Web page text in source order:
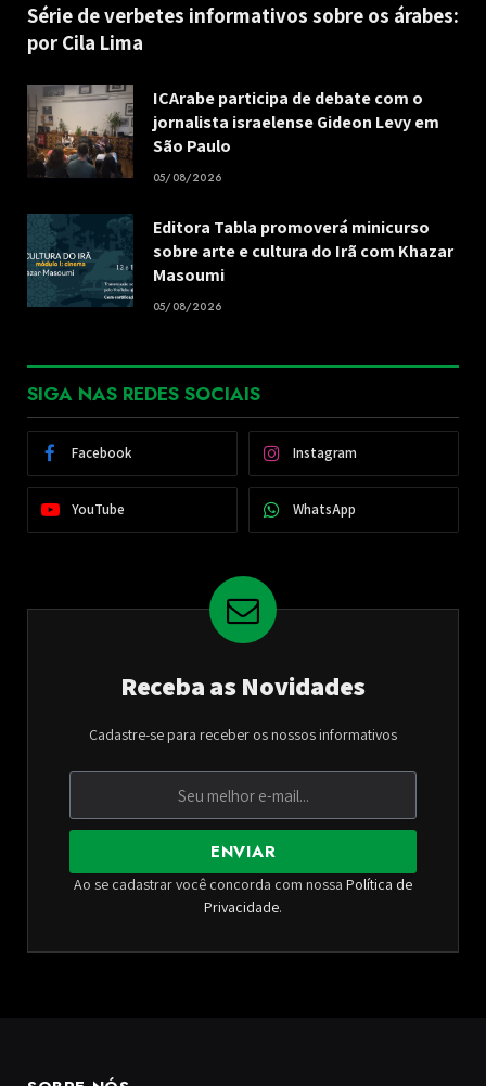
Série de verbetes informativos sobre os árabes:
por Cila Lima
ICArabe participa de debate com o
jornalista israelense Gideon Levy em
São Paulo
05/08/2026
Editora Tabla promoverá minicurso
sobre arte e cultura do Irã com Khazar
Masoumi
05/08/2026
SIGA NAS REDES SOCIAIS
Facebook Instagram
YouTube WhatsApp
Receba as Novidades
Cadastre-se para receber os nossos informativos
ENVIAR
Ao se cadastrar você concorda com nossa Política de
Privacidade.